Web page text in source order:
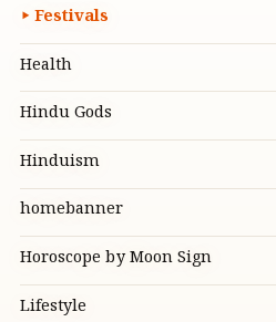
Festivals
Health
Hindu Gods
Hinduism
homebanner
Horoscope by Moon Sign
Lifestyle